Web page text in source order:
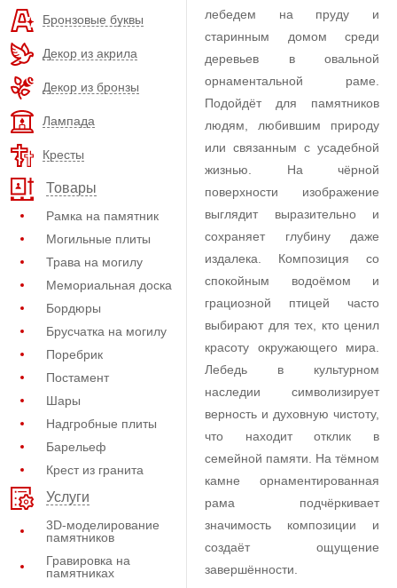
Бронзовые буквы
Декор из акрила
Декор из бронзы
Лампада
Кресты
Товары
Рамка на памятник
Могильные плиты
Трава на могилу
Мемориальная доска
Бордюры
Брусчатка на могилу
Поребрик
Постамент
Шары
Надгробные плиты
Барельеф
Крест из гранита
Услуги
3D-моделирование
памятников
Гравировка на
памятниках
лебедем на пруду и
старинным домом среди
деревьев в овальной
орнаментальной раме.
Подойдёт для памятников
людям, любившим природу
или связанным с усадебной
жизнью. На чёрной
поверхности изображение
выглядит выразительно и
сохраняет глубину даже
издалека. Композиция со
спокойным водоёмом и
грациозной птицей часто
выбирают для тех, кто ценил
красоту окружающего мира.
Лебедь в культурном
наследии символизирует
верность и духовную чистоту,
что находит отклик в
семейной памяти. На тёмном
камне орнаментированная
рама подчёркивает
значимость композиции и
создаёт ощущение
завершённости.